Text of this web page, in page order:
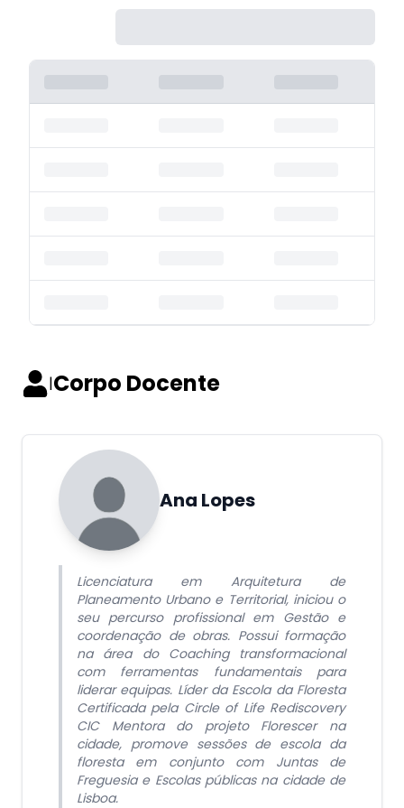
|Corpo Docente
Ana Lopes
Licenciatura em Arquitetura de
Planeamento Urbano e Territorial, iniciou o
seu percurso profissional em Gestão e
coordenação de obras. Possui formação
na área do Coaching transformacional
com ferramentas fundamentais para
liderar equipas. Líder da Escola da Floresta
Certificada pela Circle of Life Rediscovery
CIC Mentora do projeto Florescer na
cidade, promove sessões de escola da
floresta em conjunto com Juntas de
Freguesia e Escolas públicas na cidade de
Lisboa.